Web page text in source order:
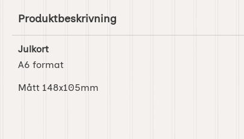
Produktbeskrivning
Julkort
A6 format
Mått 148x105mm